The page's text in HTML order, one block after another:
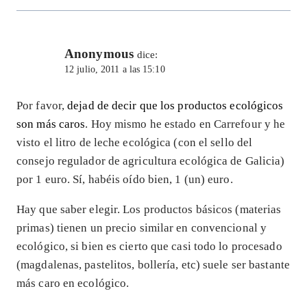
Anonymous dice:
12 julio, 2011 a las 15:10
Por favor,dejad de decir que los productos ecológicos
son más caros. Hoy mismo he estado en Carrefour y he
visto el litro de leche ecológica (con el sello del
consejo regulador de agricultura ecológica de Galicia)
por 1 euro. Sí, habéis oído bien, 1 (un) euro.
Hay que saber elegir. Los productos básicos (materias
primas) tienen un precio similar en convencional y
ecológico, si bien es cierto que casi todo lo procesado
(magdalenas, pastelitos, bollería, etc) suele ser bastante
más caro en ecológico.